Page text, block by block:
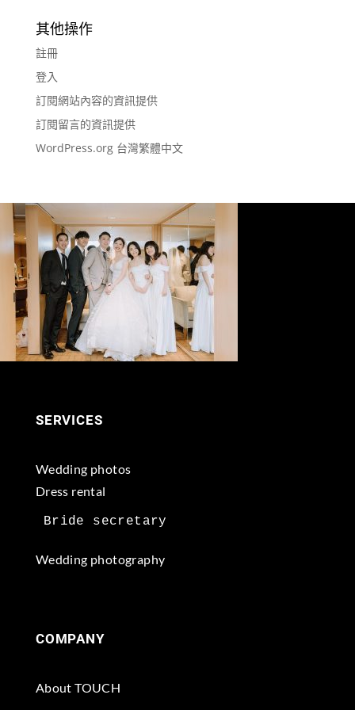
其他操作
註冊
登入
訂閱網站內容的資訊提供
訂閱留言的資訊提供
WordPress.org 台灣繁體中文
SERVICES
Wedding photos
Dress rental
Wedding photography
COMPANY
About TOUCH